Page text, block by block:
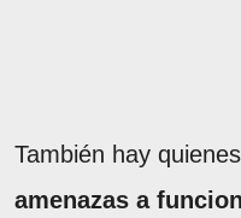
También hay
amenazas a